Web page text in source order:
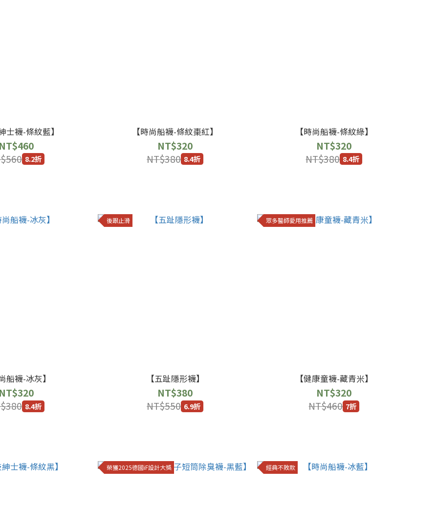
士襪-條紋藍】
NT$460
8.2折
【時尚船襪-條紋棗紅】
NT$320
NT$380 8.4折
【時尚船襪-條紋綠】
NT$320
NT$380 8.4折
船襪-冰灰】
NT$320
8.4折
後跟止滑
【五趾隱形襪】
NT$380
NT$550 6.9折
眾多醫師愛用推薦
【健康童襪-藏青米】
NT$320
NT$460 7折
榮獲2025德國iF設計大獎 經典不敗款